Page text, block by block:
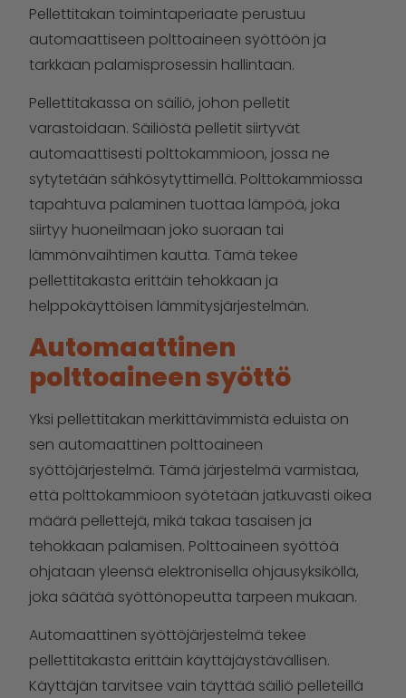
Pellettitakan toimintaperiaate perustuu
automaattiseen polttoaineen syöttöön ja
tarkkaan palamisprosessin hallintaan.
Pellettitakassa on säiliö, johon pelletit
varastoidaan. Säiliöstä pelletit siirtyvät
automaattisesti polttokammioon, jossa ne
sytytetään sähkösytyttimellä. Polttokammiossa
tapahtuva palaminen tuottaa lämpöä, joka
siirtyy huoneilmaan joko suoraan tai
lämmönvaihtimen kautta. Tämä tekee
pellettitakasta erittäin tehokkaan ja
helppokäyttöisen lämmitysjärjestelmän.
Automaattinen
polttoaineen syöttö
Yksi pellettitakan merkittävimmistä eduista on
sen automaattinen polttoaineen
syöttöjärjestelmä. Tämä järjestelmä varmistaa,
että polttokammioon syötetään jatkuvasti oikea
määrä pellettejä, mikä takaa tasaisen ja
tehokkaan palamisen. Polttoaineen syöttöä
ohjataan yleensä elektronisella ohjausyksiköllä,
joka säätää syöttönopeutta tarpeen mukaan.
Automaattinen syöttöjärjestelmä tekee
pellettitakasta erittäin käyttäjäystävällisen.
Käyttäjän tarvitsee vain täyttää säiliö pelleteillä